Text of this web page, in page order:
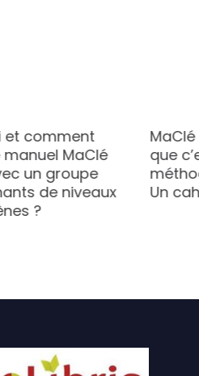
et comment
manuel MaClé
un groupe
de niveaux
?
MaClé
que
Un